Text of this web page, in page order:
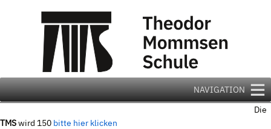
NAVIGATION
Die
TMSwird 150 bitte hier klicken